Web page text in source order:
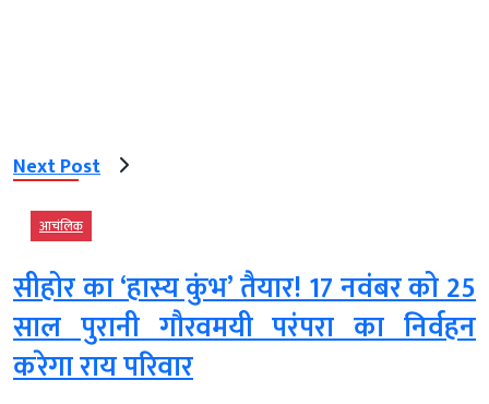
Next Post
आचंलिक
सीहोर का ‘हास्य कुंभ’ तैयार! 17 नवंबर को 25
साल पुरानी गौरवमयी परंपरा का निर्वहन
करेगा राय परिवार